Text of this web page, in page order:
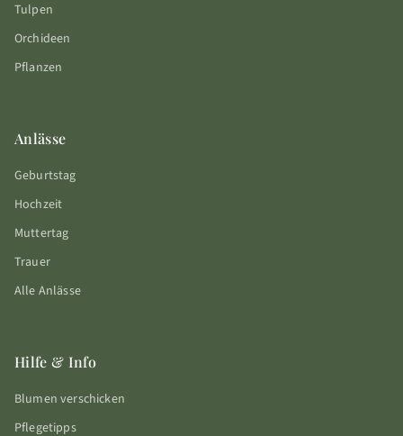
Tulpen
Orchideen
Pflanzen
Anlässe
Geburtstag
Hochzeit
Muttertag
Trauer
Alle Anlässe
Hilfe & Info
Blumen verschicken
Pflegetipps